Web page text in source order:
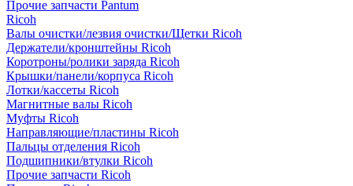
Прочие запчасти Pantum
Ricoh
Валы очистки/лезвия очистки/Щетки Ricoh
Держатели/кронштейны Ricoh
Коротроны/ролики заряда Ricoh
Крышки/панели/корпуса Ricoh
Лотки/кассеты Ricoh
Магнитные валы Ricoh
Муфты Ricoh
Направляющие/пластины Ricoh
Пальцы отделения Ricoh
Подшипники/втулки Ricoh
Прочие запчасти Ricoh